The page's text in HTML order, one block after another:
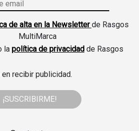
de alta en la Newsletterde Rasgos
MultiMarca
la política de privacidad de Rasgos
recibir publicidad.
¡SUSCRIBIRME!